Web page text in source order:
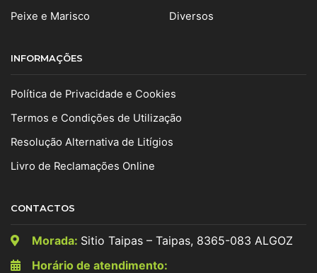
Peixe e Marisco
Diversos
INFORMAÇÕES
Política de Privacidade e Cookies
Termos e Condições de Utilização
Resolução Alternativa de Litígios
Livro de Reclamações Online
CONTACTOS
Morada: Sitio Taipas – Taipas, 8365-083 ALGOZ
Horário de atendimento: